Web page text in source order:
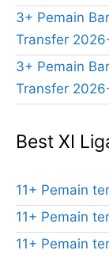
3+ Pemain
Transfer
3+ Pemain
Transfer
Best XI
11+ Pemain
11+ Pemain
11+ Pemain